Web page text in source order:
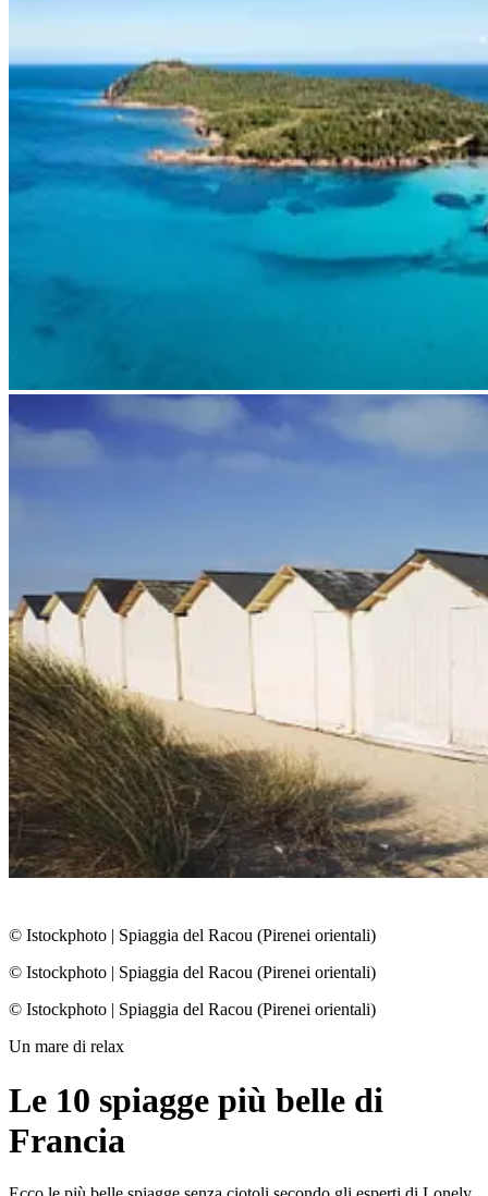
© Istockphoto | Spiaggia del Racou (Pirenei orientali)
© Istockphoto | Spiaggia del Racou (Pirenei orientali)
© Istockphoto | Spiaggia del Racou (Pirenei orientali)
Un mare di relax
Le 10 spiagge più belle di
Francia